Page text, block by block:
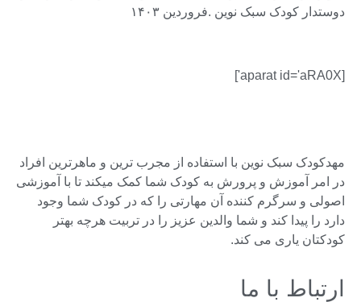
دوستدار کودک سبک نوین .فروردین ۱۴۰۳
[aparat id='aRA0X']
مهدکودک سبک نوین با استفاده از مجرب ترین و ماهرترین افراد
در امر آموزش و پرورش به کودک شما کمک میکند تا با آموزشی
اصولی و سرگرم کننده آن مهارتی را که در کودک شما وجود
دارد را پیدا کند و شما والدین عزیز را در تربیت هرچه بهتر
کودکتان یاری می کند.
ارتباط با ما